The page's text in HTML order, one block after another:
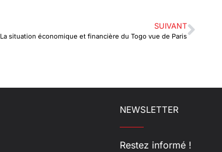
SUIVANT
La situation économique et financière du Togo vue de Paris
NEWSLETTER
Restez informé !